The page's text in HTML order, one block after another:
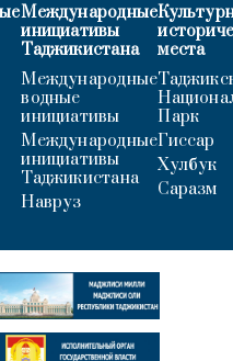
Международные
инициативы
Таджикистана
Международные
водные
инициативы
Международные
инициативы
Таджикистана
Навруз
места
Парк
Гиссар
Хулбук
Саразм